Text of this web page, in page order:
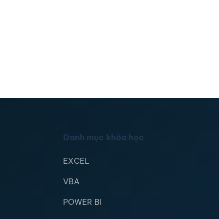
Danh mục khóa học
EXCEL
VBA
POWER BI